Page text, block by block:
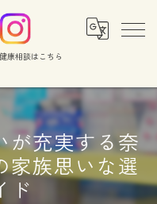
康相談はこちら
が充実する奈
家族思いな選
ド